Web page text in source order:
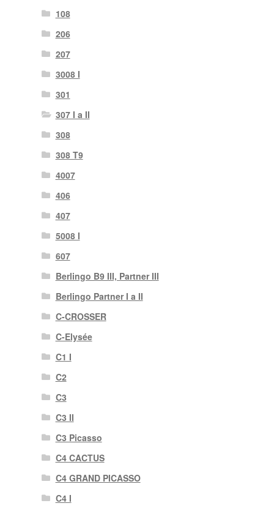
108
206
207
3008 I
301
307 I a II
308
308 T9
4007
406
407
5008 I
607
Berlingo B9 III, Partner III
Berlingo Partner I a II
C-CROSSER
C-Elysée
C1 I
C2
C3
C3 II
C3 Picasso
C4 CACTUS
C4 GRAND PICASSO
C4 I